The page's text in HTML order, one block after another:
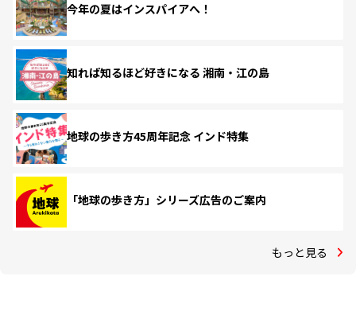
今年の夏はインスパイアへ！
知れば知るほど好きになる 湘南・江の島
地球の歩き方45周年記念 インド特集
「地球の歩き方」シリーズ広告のご案内
もっと見る